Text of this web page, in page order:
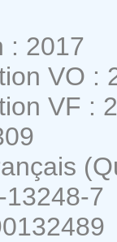
: 2017
VO :
VF :
13248-7